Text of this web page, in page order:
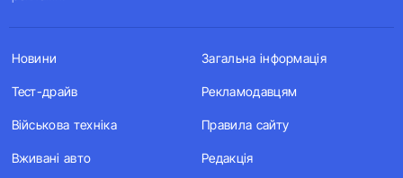
Новини
Тест-драйв
Військова техніка
Вживані авто
Загальна інформація
Рекламодавцям
Правила сайту
Редакція